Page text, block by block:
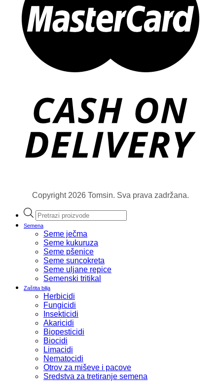
Copyright 2026 Tomsin. Sva prava zadržana.
Products
search
Semena
Seme ječma
Seme kukuruza
Seme pšenice
Seme suncokreta
Seme uljane repice
Semenski tritikal
Zaštita bilja
Herbicidi
Fungicidi
Insekticidi
Akaricidi
Biopesticidi
Biocidi
Limacidi
Nematocidi
Otrov za miševe i pacove
Sredstva za tretiranje semena